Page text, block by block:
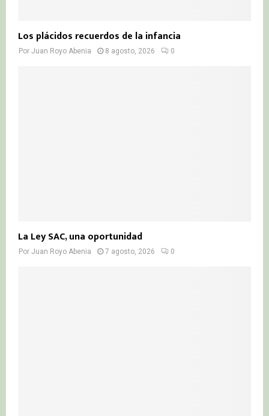
Los plácidos recuerdos de la infancia
Por Juan Royo Abenia 8 agosto, 2026 0
La Ley SAC, una oportunidad
Por Juan Royo Abenia 7 agosto, 2026 0